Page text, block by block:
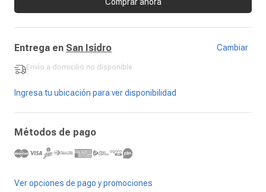
Entrega en San Isidro Cambiar
Envío a domicilio no disponible
-
Ingresa tu ubicación para ver disponibilidad
Métodos de pago
Ver opciones de pago y promociones